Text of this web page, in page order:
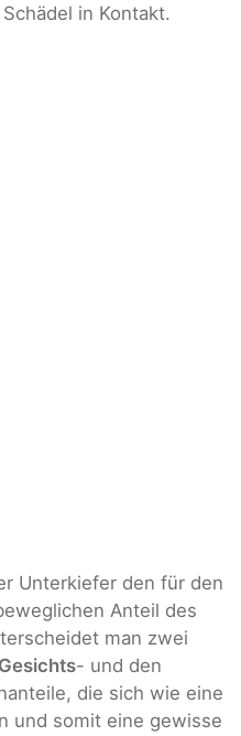
in Kontakt.
Unterkiefer den für den
Anteil des
man zwei
Gesichts- und den
die sich wie eine
und somit eine gewisse